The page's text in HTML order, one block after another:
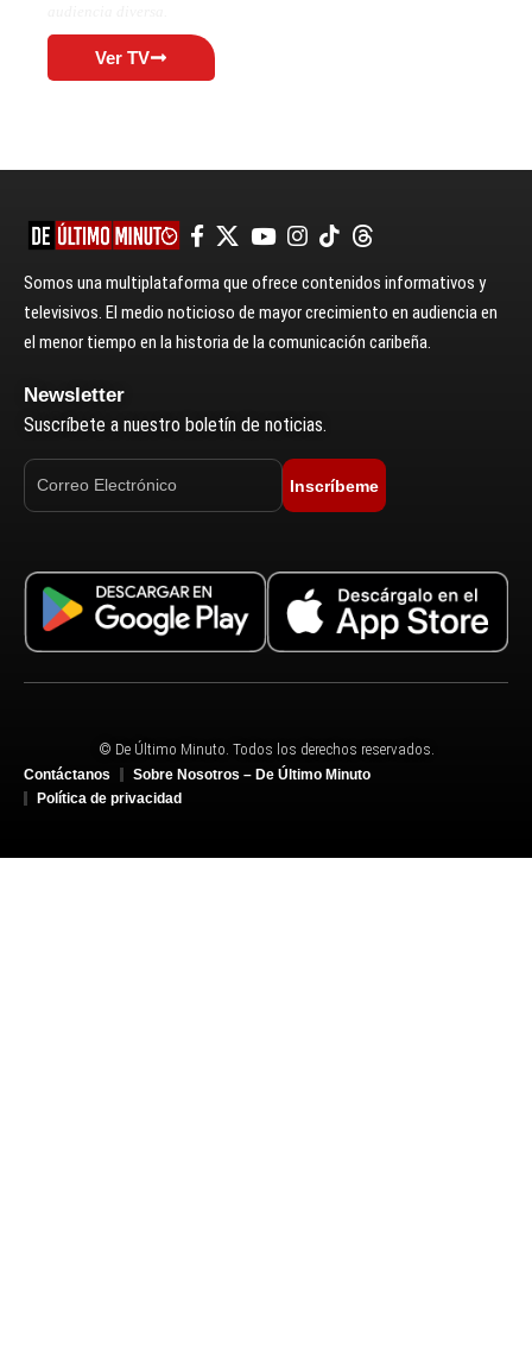
Ver TV
Somos una multiplataforma que ofrece contenidos informativos y
televisivos. El medio noticioso de mayor crecimiento en audiencia en
el menor tiempo en la historia de la comunicación caribeña.
Newsletter
Suscríbete a nuestro boletín de noticias.
Inscríbeme
© De Último Minuto. Todos los derechos reservados.
Contáctanos
Sobre Nosotros – De Último Minuto
Política de privacidad